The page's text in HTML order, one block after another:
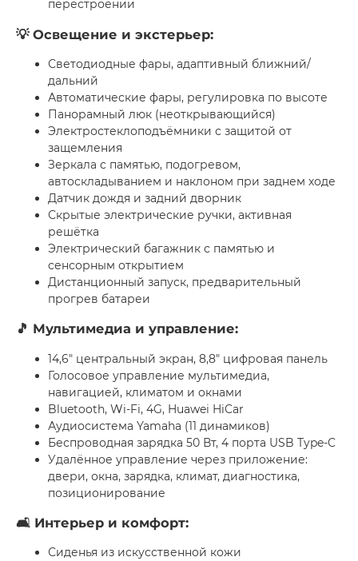
перестроении
💡 Освещение и экстерьер:
Светодиодные фары, адаптивный ближний/
дальний
Автоматические фары, регулировка по высоте
Панорамный люк (неоткрывающийся)
Электростеклоподъёмники с защитой от
защемления
Зеркала с памятью, подогревом,
автоскладыванием и наклоном при заднем ходе
Датчик дождя и задний дворник
Скрытые электрические ручки, активная
решётка
Электрический багажник с памятью и
сенсорным открытием
Дистанционный запуск, предварительный
прогрев батареи
🎵 Мультимедиа и управление:
14,6" центральный экран, 8,8" цифровая панель
Голосовое управление мультимедиа,
навигацией, климатом и окнами
Bluetooth, Wi-Fi, 4G, Huawei HiCar
Аудиосистема Yamaha (11 динамиков)
Беспроводная зарядка 50 Вт, 4 порта USB Type-C
Удалённое управление через приложение:
двери, окна, зарядка, климат, диагностика,
позиционирование
🛋 Интерьер и комфорт:
Сиденья из искусственной кожи